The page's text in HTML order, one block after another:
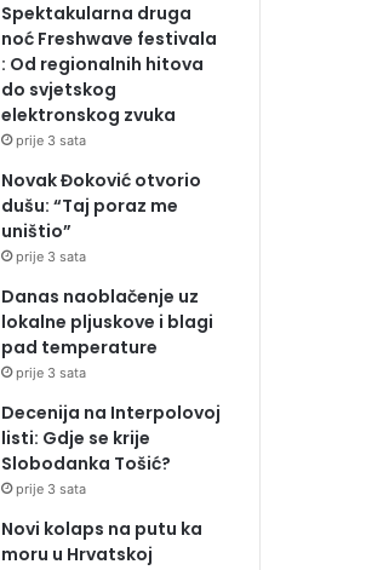
Spektakularna druga
noć Freshwave festivala
: Od regionalnih hitova
do svjetskog
elektronskog zvuka
prije 3 sata
Novak Đoković otvorio
dušu: “Taj poraz me
uništio”
prije 3 sata
Danas naoblačenje uz
lokalne pljuskove i blagi
pad temperature
prije 3 sata
Decenija na Interpolovoj
listi: Gdje se krije
Slobodanka Tošić?
prije 3 sata
Novi kolaps na putu ka
moru u Hrvatskoj